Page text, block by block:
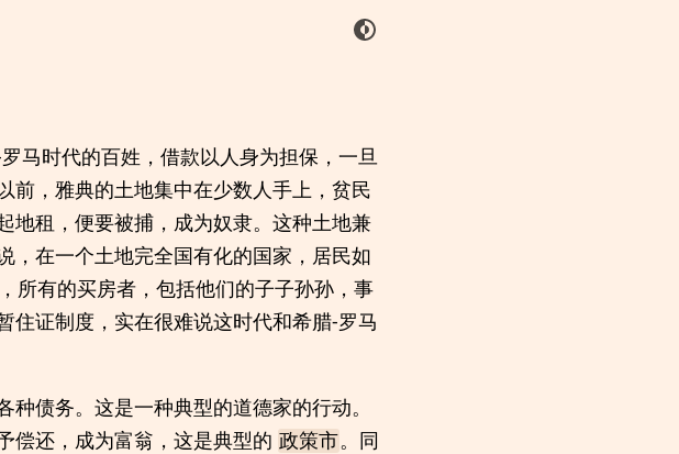
马时代的百姓，借款以人身为担保，一旦
前，雅典的土地集中在少数人手上，贫民
地租，便要被捕，成为奴隶。这种土地兼
，在一个土地完全国有化的国家，居民如
所有的买房者，包括他们的子子孙孙，事
住证制度，实在很难说这时代和希腊-罗马
债务。这是一种典型的道德家的行动。
偿还，成为富翁，这是典型的 政策市。同